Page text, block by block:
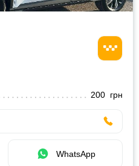
200 грн
WhatsApp